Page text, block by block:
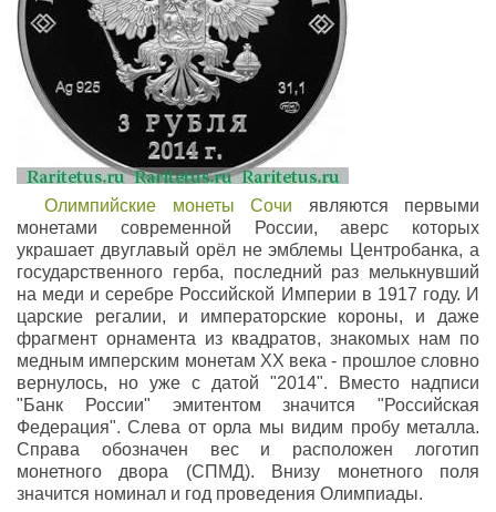
Олимпийские монеты Сочи являются первыми
монетами современной России, аверс которых
украшает двуглавый орёл не эмблемы Центробанка, а
государственного герба, последний раз мелькнувший
на меди и серебре Российской Империи в 1917 году. И
царские регалии, и императорские короны, и даже
фрагмент орнамента из квадратов, знакомых нам по
медным имперским монетам ХХ века - прошлое словно
вернулось, но уже с датой "2014". Вместо надписи
"Банк России" эмитентом значится "Российская
Федерация". Слева от орла мы видим пробу металла.
Справа обозначен вес и расположен логотип
монетного двора (СПМД). Внизу монетного поля
значится номинал и год проведения Олимпиады.